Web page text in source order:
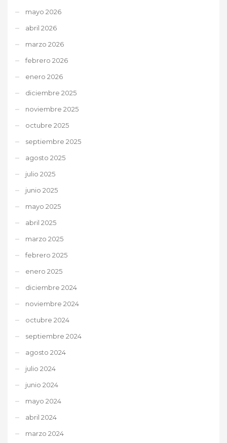
mayo 2026
abril 2026
marzo 2026
febrero 2026
enero 2026
diciembre 2025
noviembre 2025
octubre 2025
septiembre 2025
agosto 2025
julio 2025
junio 2025
mayo 2025
abril 2025
marzo 2025
febrero 2025
enero 2025
diciembre 2024
noviembre 2024
octubre 2024
septiembre 2024
agosto 2024
julio 2024
junio 2024
mayo 2024
abril 2024
marzo 2024